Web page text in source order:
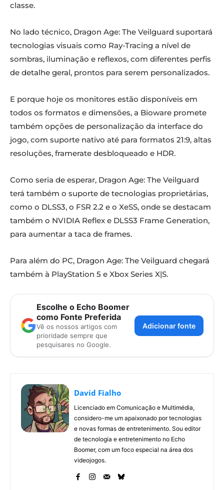
classe.
No lado técnico, Dragon Age: The Veilguard suportará
tecnologias visuais como Ray-Tracing a nível de
sombras, iluminação e reflexos, com diferentes perfis
de detalhe geral, prontos para serem personalizados.
E porque hoje os monitores estão disponíveis em
todos os formatos e dimensões, a Bioware promete
também opções de personalização da interface do
jogo, com suporte nativo até para formatos 21:9, altas
resoluções, framerate desbloqueado e HDR.
Como seria de esperar, Dragon Age: The Veilguard
terá também o suporte de tecnologias proprietárias,
como o DLSS3, o FSR 2.2 e o XeSS, onde se destacam
também o NVIDIA Reflex e DLSS3 Frame Generation,
para aumentar a taca de frames.
Para além do PC, Dragon Age: The Veilguard chegará
também à PlayStation 5 e Xbox Series X|S.
Escolhe o Echo Boomer
como Fonte Preferida
Vê os nossos artigos com
prioridade sempre que
pesquisares no Google.
Adicionar fonte
David Fialho
Licenciado em Comunicação e Multimédia,
considero-me um apaixonado por tecnologias
e novas formas de entretenimento. Sou editor
de tecnologia e entretenimento no Echo
Boomer, com um foco especial na área dos
videojogos.